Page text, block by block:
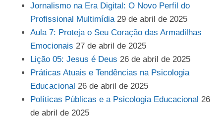
Jornalismo na Era Digital: O Novo Perfil do
Profissional Multimídia 29 de abril de 2025
Aula 7: Proteja o Seu Coração das Armadilhas
Emocionais 27 de abril de 2025
Lição 05: Jesus é Deus 26 de abril de 2025
Práticas Atuais e Tendências na Psicologia
Educacional 26 de abril de 2025
Políticas Públicas e a Psicologia Educacional 26
de abril de 2025